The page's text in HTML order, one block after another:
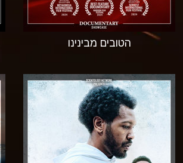
הטובים מבינינו